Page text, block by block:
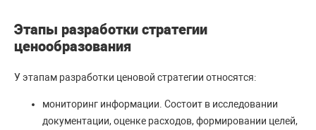
Этапы разработки стратегии
ценообразования
У этапам разработки ценовой стратегии относятся:
мониторинг информации. Состоит в исследовании
документации, оценке расходов, формировании целей,